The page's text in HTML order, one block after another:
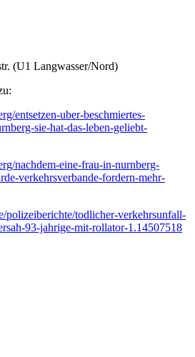
(U1 Langwasser/Nord)
entsetzen-uber-beschmiertes-
sie-hat-das-leben-geliebt-
nachdem-eine-frau-in-nurnberg-
verkehrsverbande-fordern-mehr-
polizeiberichte/todlicher-verkehrsunfall-
93-jahrige-mit-rollator-1.14507518